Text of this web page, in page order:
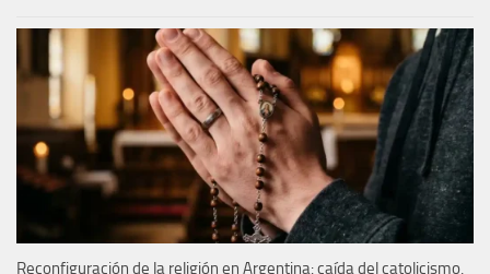
Reconfiguración de la religión en Argentina: caída del catolicismo,